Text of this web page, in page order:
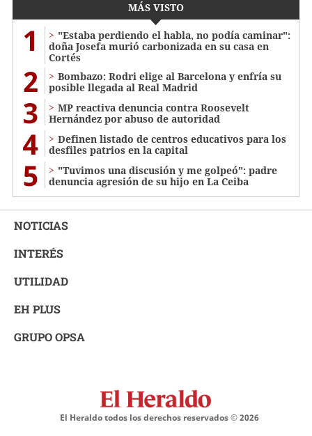
MÁS VISTO
1
"Estaba perdiendo el habla, no podía caminar":
doña Josefa murió carbonizada en su casa en
Cortés
2
Bombazo: Rodri elige al Barcelona y enfría su
posible llegada al Real Madrid
3
MP reactiva denuncia contra Roosevelt
Hernández por abuso de autoridad
4
Definen listado de centros educativos para los
desfiles patrios en la capital
5
"Tuvimos una discusión y me golpeó": padre
denuncia agresión de su hijo en La Ceiba
NOTICIAS
INTERÉS
UTILIDAD
EH PLUS
GRUPO OPSA
El Heraldo todos los derechos reservados ©2026